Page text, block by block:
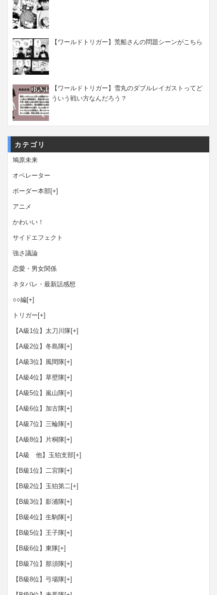
【ワールドトリガー】荒船さんの問題シーンがこちら
【ワールドトリガー】雪丸のダブルレイガストってど
ういう戦い方なんだろう？
カテゴリ
鳩原未来
オペレーター
ボーダー本部[+]
アニメ
かわいい！
サイドエフェクト
強さ議論
恋愛・男女関係
ネタバレ・最新話感想
○○編[+]
トリガー [+]
【A級1位】太刀川隊[+]
【A級2位】冬島隊[+]
【A級3位】風間隊[+]
【A級4位】草壁隊[+]
【A級5位】嵐山隊[+]
【A級6位】加古隊[+]
【A級7位】三輪隊[+]
【A級8位】片桐隊[+]
【A級 他】玉狛支部[+]
【B級1位】二宮隊[+]
【B級2位】玉狛第二[+]
【B級3位】影浦隊[+]
【B級4位】生駒隊[+]
【B級5位】王子隊[+]
【B級6位】東隊[+]
【B級7位】那須隊[+]
【B級8位】弓場隊[+]